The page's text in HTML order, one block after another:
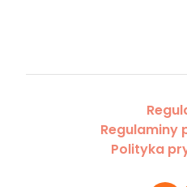
Regulaminy
Polityka